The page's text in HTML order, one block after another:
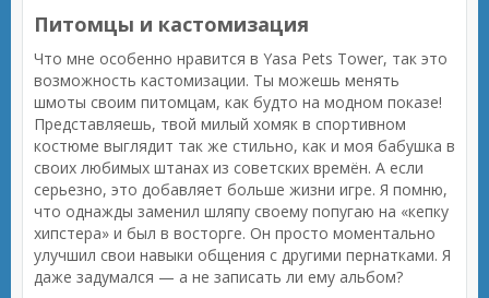
Питомцы и кастомизация
Что мне особенно нравится в Yasa Pets Tower, так это
возможность кастомизации. Ты можешь менять
шмоты своим питомцам, как будто на модном показе!
Представляешь, твой милый хомяк в спортивном
костюме выглядит так же стильно, как и моя бабушка в
своих любимых штанах из советских времён. А если
серьезно, это добавляет больше жизни игре. Я помню,
что однажды заменил шляпу своему попугаю на «кепку
хипстера» и был в восторге. Он просто моментально
улучшил свои навыки общения с другими пернатками. Я
даже задумался — а не записать ли ему альбом?